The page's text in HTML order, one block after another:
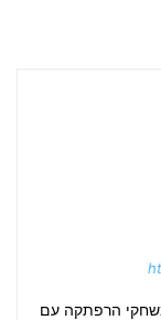
הרפתקה עם